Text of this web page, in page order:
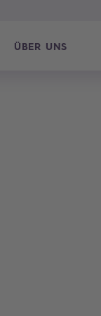
ÜBER UNS